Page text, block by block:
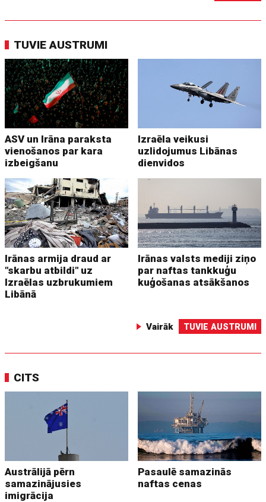
TUVIE AUSTRUMI
ASV un Irāna paraksta
vienošanos par kara
izbeigšanu
Izraēla veikusi
uzlidojumus Libānas
dienvidos
Irānas armija draud ar
"skarbu atbildi" uz
Izraēlas uzbrukumiem
Libānā
Irānas valsts mediji ziņo
par naftas tankkuģu
kuģošanas atsākšanos
Vairāk TUVIE AUSTRUMI
CITS
Austrālijā pērn
samazinājusies
imigrācija
Pasaulē samazinās
naftas cenas